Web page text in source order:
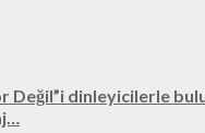
Değil”i dinleyicilerle